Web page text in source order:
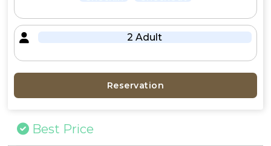
2 Adult
Reservation
Best Price